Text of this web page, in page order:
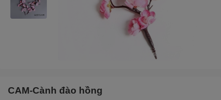
CAM-Cành đào hồng